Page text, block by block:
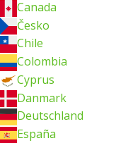
Canada
Česko
Chile
Colombia
Cyprus
Danmark
Deutschland
España